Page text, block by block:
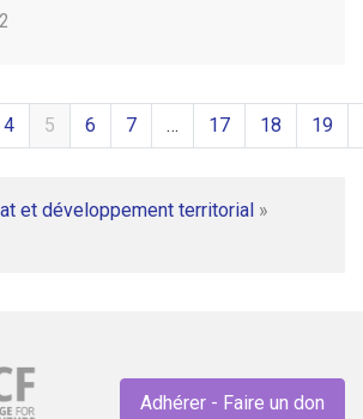
4 5 6 7 … 17 18 19
et développement territorial »
Adhérer - Faire un don